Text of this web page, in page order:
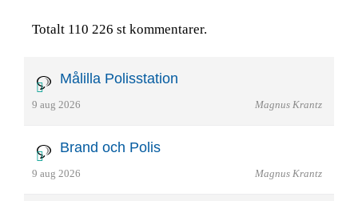
Totalt 110 226 st kommentarer.
Målilla Polisstation
9 aug 2026 Magnus Krantz
Brand och Polis
9 aug 2026 Magnus Krantz